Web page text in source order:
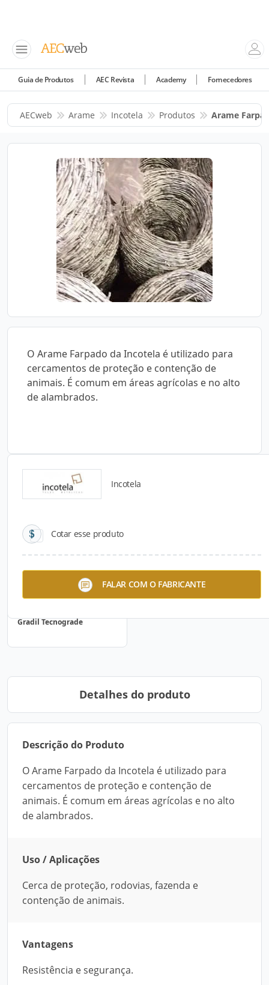
Guia de Produtos AEC Revista Academy Fornecedores
AECweb Arame Incotela Produtos Arame
O Arame Farpado da Incotela é utilizado para
cercamentos de proteção e contenção de
animais. É comum em áreas agrícolas e no alto
de alambrados.
Incotela
Cotar esse produto
FALAR COM O FABRICANTE
Catálogos para Download
Gradil Tecnograde
Detalhes do produto
Descrição do Produto
O Arame Farpado da Incotela é utilizado para
cercamentos de proteção e contenção de
animais. É comum em áreas agrícolas e no alto
de alambrados.
Uso / Aplicações
Cerca de proteção, rodovias, fazenda e
contenção de animais.
Vantagens
Resistência e segurança.